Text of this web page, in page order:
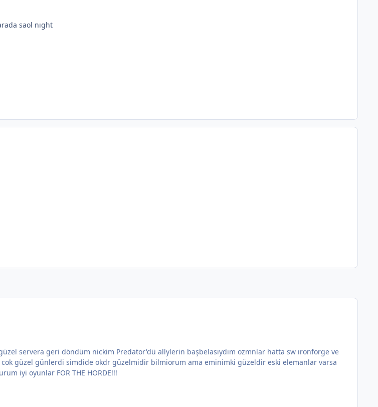
saol nıght
servera geri döndüm nickim Predator'dü allylerin başbelasıydım ozmnlar hatta sw ıronforge ve
güzel günlerdi simdide okdr güzelmidir bilmiorum ama eminimki güzeldir eski elemanlar varsa
iyi oyunlar FOR THE HORDE!!!